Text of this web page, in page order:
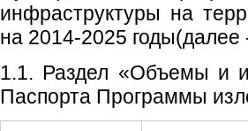
инфраструктуры на
на 2014-2025
1.1. Раздел «Объемы и
Паспорта Программы